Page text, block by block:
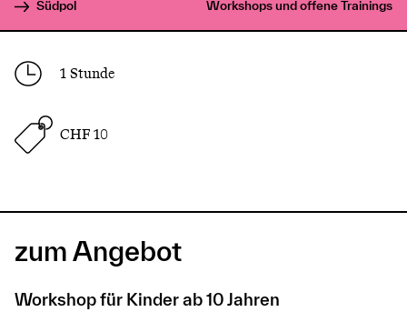
Südpol Workshops und offene Trainings
1 Stunde
CHF 10
zum Angebot
Workshop für Kinder ab 10 Jahren